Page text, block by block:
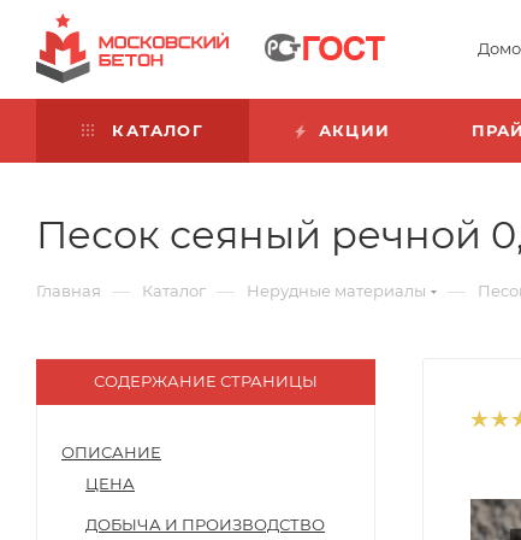
КАТАЛОГ АКЦИИ
Песок сеяный речной
Главная — Каталог — Нерудные материалы —
СОДЕРЖАНИЕ СТРАНИЦЫ
ОПИСАНИЕ
ЦЕНА
ДОБЫЧА И ПРОИЗВОДСТВО